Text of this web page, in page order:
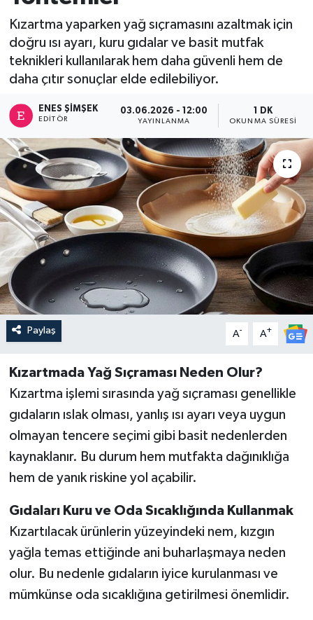
Kızartma yaparken yağ sıçramasını azaltmak için
doğru ısı ayarı, kuru gıdalar ve basit mutfak
teknikleri kullanılarak hem daha güvenli hem de
daha çıtır sonuçlar elde edilebiliyor.
ENES ŞIMŞEK
EDITÖR
03.06.2026 - 12:00
YAYINLANMA
1 DK
OKUNMA SÜRESI
Paylaş A- A+
Kızartmada Yağ Sıçraması Neden Olur?
Kızartma işlemi sırasında yağ sıçraması genellikle
gıdaların ıslak olması, yanlış ısı ayarı veya uygun
olmayan tencere seçimi gibi basit nedenlerden
kaynaklanır. Bu durum hem mutfakta dağınıklığa
hem de yanık riskine yol açabilir.
Gıdaları Kuru ve Oda Sıcaklığında Kullanmak
Kızartılacak ürünlerin yüzeyindeki nem, kızgın
yağla temas ettiğinde ani buharlaşmaya neden
olur. Bu nedenle gıdaların iyice kurulanması ve
mümkünse oda sıcaklığına getirilmesi önemlidir.